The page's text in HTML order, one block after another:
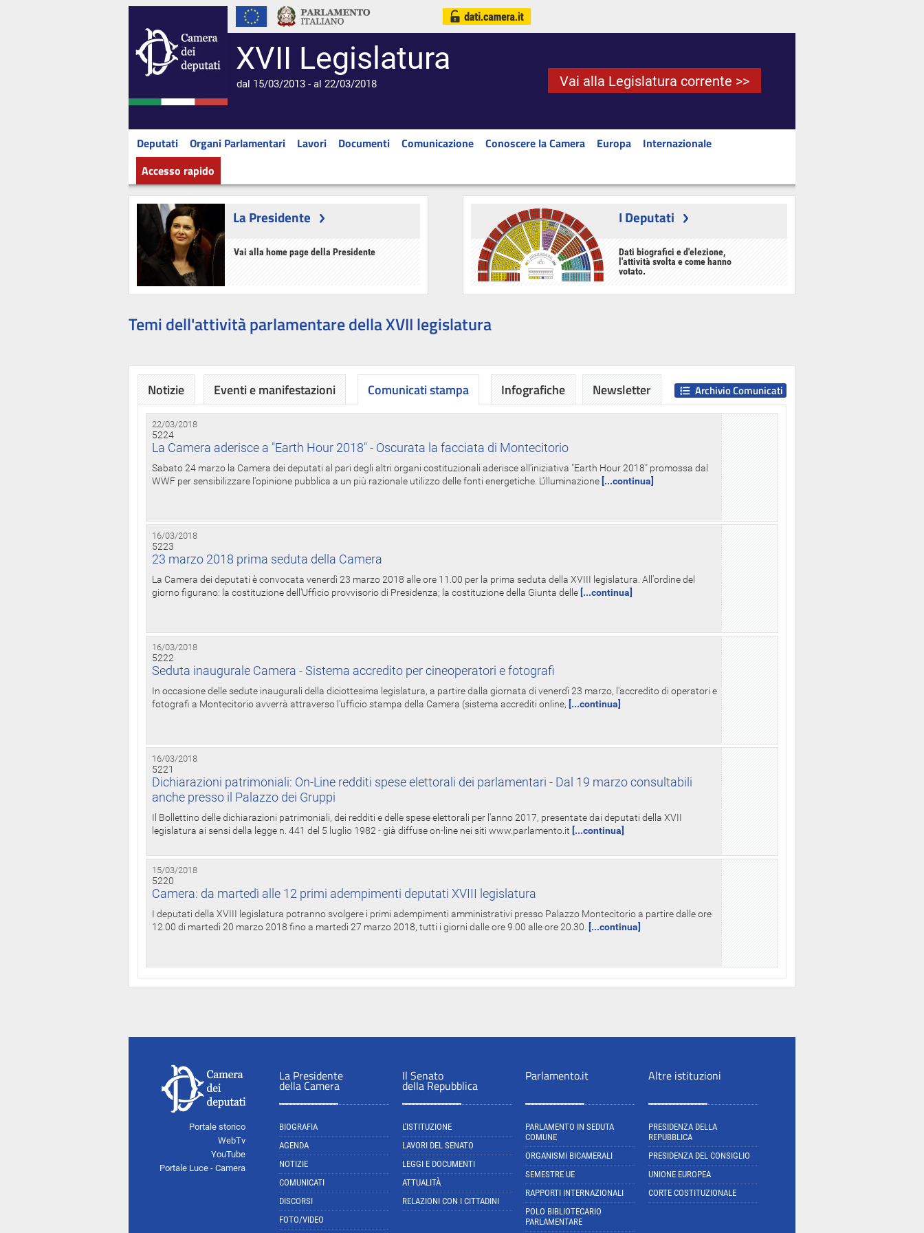
XVII Legislatura
dal 15/03/2013 - al 22/03/2018 Vai alla Legislatura corrente >>
Deputati Organi Parlamentari Lavori Documenti Comunicazione Conoscere la Camera Europa
Internazionale
Accesso rapido
La Presidente
Vai alla home page della Presidente
I Deputati
Dati biografici e d'elezione,
l'attività svolta e come hanno
votato.
Temi dell'attività parlamentare della XVII legislatura
Notizie Eventi e manifestazioni Comunicati stampa
22/03/2018
5224
La Camera aderisce a "Earth Hour 2018" - Oscurata la facciata di Montecitorio
Sabato 24 marzo la Camera dei deputati al pari degli altri organi costituzionali aderisce all'iniziativa "Earth Hour 2018" promossa dal
WWF per sensibilizzare l'opinione pubblica a un più razionale utilizzo delle fonti energetiche. L'illuminazione [...continua]
16/03/2018
5223
23 marzo 2018 prima seduta della Camera
La Camera dei deputati è convocata venerdì 23 marzo 2018 alle ore 11.00 per la prima seduta della XVIII legislatura. All'ordine del
giorno figurano: la costituzione dell'Ufficio provvisorio di Presidenza; la costituzione della Giunta delle [...continua]
16/03/2018
5222
Seduta inaugurale Camera - Sistema accredito per cineoperatori e fotografi
In occasione delle sedute inaugurali della diciottesima legislatura, a partire dalla giornata di venerdì 23 marzo, l'accredito di operatori e
fotografi a Montecitorio avverrà attraverso l'ufficio stampa della Camera (sistema accrediti online, [...continua]
16/03/2018
5221
Dichiarazioni patrimoniali: On-Line redditi spese elettorali dei parlamentari - Dal 19 marzo consultabili
anche presso il Palazzo dei Gruppi
Il Bollettino delle dichiarazioni patrimoniali, dei redditi e delle spese elettorali per l'anno 2017, presentate dai deputati della XVII
legislatura ai sensi della legge n. 441 del 5 luglio 1982 - già diffuse on-line nei siti www.parlamento.it [...continua]
15/03/2018
5220
Camera: da martedì alle 12 primi adempimenti deputati XVIII legislatura
I deputati della XVIII legislatura potranno svolgere i primi adempimenti amministrativi presso Palazzo Montecitorio a partire dalle ore
12.00 di martedì 20 marzo 2018 fino a martedì 27 marzo 2018, tutti i giorni dalle ore 9.00 alle ore 20.30.
[...continua]
Archivio Comunicati
Infografiche Newsletter
Portale storico
WebTv
YouTube
Portale Luce - Camera
La Presidente
della Camera
BIOGRAFIA
AGENDA
NOTIZIE
COMUNICATI
DISCORSI
FOTO/VIDEO
Il Senato
della Repubblica
L'ISTITUZIONE
LAVORI DEL SENATO
LEGGI E DOCUMENTI
ATTUALITÀ
RELAZIONI CON I CITTADINI
Parlamento.it
PARLAMENTO IN SEDUTA
COMUNE
ORGANISMI BICAMERALI
SEMESTRE UE
RAPPORTI INTERNAZIONALI
POLO BIBLIOTECARIO
PARLAMENTARE
Altre istituzioni
PRESIDENZA DELLA
REPUBBLICA
PRESIDENZA DEL CONSIGLIO
UNIONE EUROPEA
CORTE COSTITUZIONALE